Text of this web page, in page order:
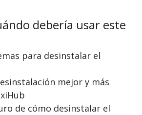
debería usar este
para desinstalar el
mejor y más
de cómo desinstalar el